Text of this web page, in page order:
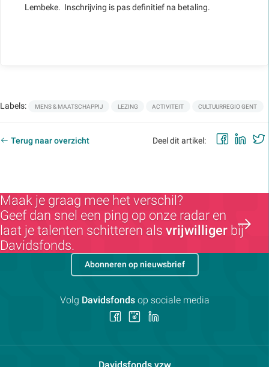
Lembeke. Inschrijving is pas definitief na betaling.
Labels: MENS & MAATSCHAPPIJ LEZING ACTIVITEIT CULTUURREGIO GENT
Terug naar overzicht Deel dit artikel:
Maak je graag mee het verschil?
Geef dan snel een ping op onze radar en
laat je talenten schitteren als vrijwilliger bij
Davidsfonds.
Davidsfonds vzwContactpersoon:
Abonneren op nieuwsbrief
Volg Davidsfondsop sociale media
Volg
ons
Facebook
Volg
Instagram
LinkedIn